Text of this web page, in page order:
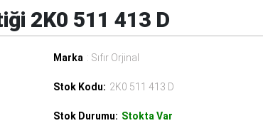
2K0 511 413 D
Marka : Sıfır Orjinal
Stok Kodu: 2K0 511 413 D
Stok Durumu: Stokta Var